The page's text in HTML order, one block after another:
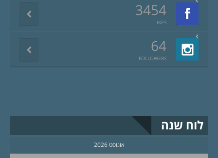
3454
LIKES
64
FOLLOWERS
לוח שנה
אוגוסט 2026